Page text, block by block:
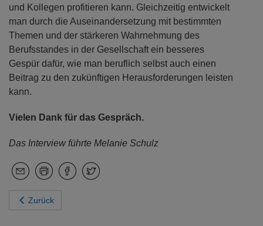
und Kollegen profitieren kann. Gleichzeitig entwickelt
man durch die Auseinandersetzung mit bestimmten
Themen und der stärkeren Wahrnehmung des
Berufsstandes in der Gesellschaft ein besseres
Gespür dafür, wie man beruflich selbst auch einen
Beitrag zu den zukünftigen Herausforderungen leisten
kann.
Vielen Dank für das Gespräch.
Das Interview führte Melanie Schulz
Zurück